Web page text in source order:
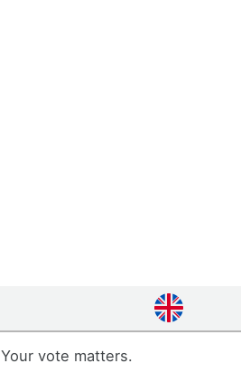
Your vote matters.